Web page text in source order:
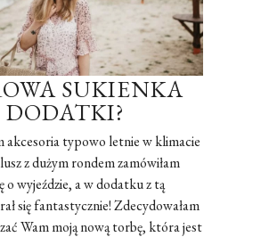
SUKIENKA
akcesoria typowo letnie w klimacie
z dużym rondem zamówiłam
o wyjeździe, a w dodatku z tą
się fantastycznie! Zdecydowałam
Wam moją nową torbę, która jest